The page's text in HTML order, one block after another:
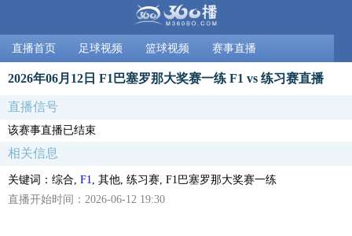
直播首页 足球视频 篮球视频 赛事直播
2026年06月12日 F1巴塞罗那大奖赛一练 F1 vs 练习赛直播
直播信号
该赛事直播已结束
相关信息
关键词：综合, F1
, 其他, 练习赛, F1巴塞罗那大奖赛一练
直播开始时间：2026-06-12 19:30